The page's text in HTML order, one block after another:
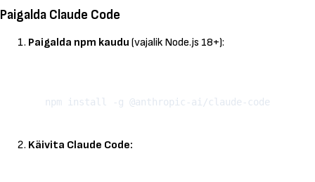
Paigalda Claude Code
Paigalda npm kaudu (vajalik Node.js 18+):
Käivita Claude Code: